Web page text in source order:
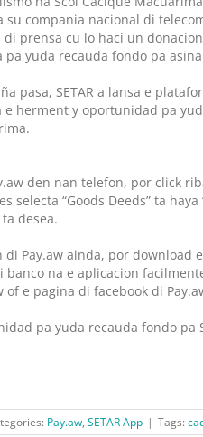
su compania nacional di
prensa cu lo haci un donacion
pa yuda recauda fondo pa
pasa, SETAR a lansa e
herment y oportunidad pa
den nan telefon, por click
selecta “Goods Deeds” ta
desea.
di Pay.aw ainda, por download
banco na e aplicacion
of e pagina di facebook di
pa yuda recauda fondo
Pay.aw, SETAR App | Tags: